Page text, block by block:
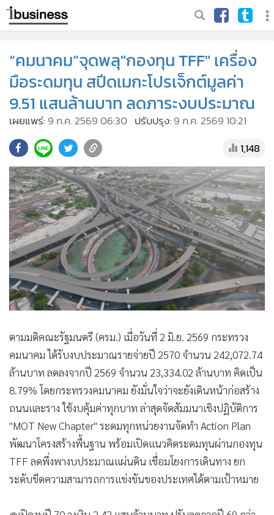
“คมนาคม”จุดพลุ"กองทุน TFF" เครื่อง
มือระดมทุน สปีดเมกะโปรเจ็กต์มูลค่า
9.51 แสนล้านบาท ลดภาระงบประมาณ
เผยแพร่: 9 ก.ค. 2569 06:30 ปรับปรุง: 9 ก.ค. 2569 10:21
1,148
ตามมติคณะรัฐมนตรี (ครม.) เมื่อวันที่ 2 มิ.ย. 2569 กระทรวง
คมนาคม ได้รับงบประมาณรายจ่ายปี 2570 จำนวน 242,072.74
ล้านบาท ลดลงจากปี 2569 จำนวน 23,334.02 ล้านบาท คิดเป็น
8.79% โดยกระทรวงคมนาคม ยังมั่นใจว่าจะยังเดินหน้าก่อสร้าง
ถนนและราง ใช้งบคุ้มค่าทุกบาท ล่าสุดจัดสัมมนาเชิงปฏิบัติการ
"MOT New Chapter" ระดมทุกหน่วยงานจัดทำ Action Plan
พัฒนาโครงสร้างพื้นฐาน พร้อมเปิดแนวคิดระดมทุนผ่านกองทุน
TFF ลดพึ่งพางบประมาณแผ่นดิน เชื่อมโยงการเดินทาง ยก
ระดับขีดความสามารถการแข่งขันของประเทศได้ตามเป้าหมาย